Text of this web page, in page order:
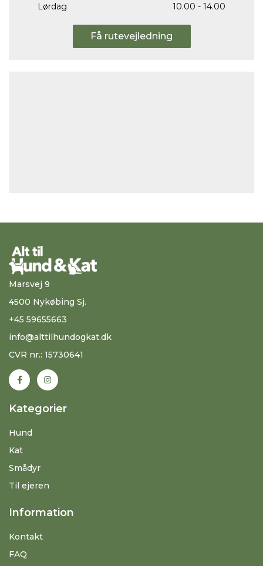
Lørdag
10.00 - 14.00
Få rutevejledning
Marsvej 9
4500 Nykøbing Sj.
+45 59655663
info@alttilhundogkat.dk
CVR nr.: 15730641
Kategorier
Hund
Kat
Smådyr
Til ejeren
Information
Kontakt
FAQ